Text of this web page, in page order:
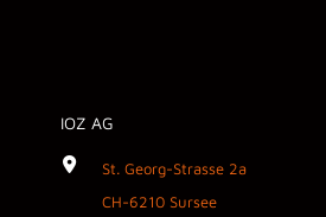
IOZ AG
St. Georg-Strasse 2a
CH-6210 Sursee